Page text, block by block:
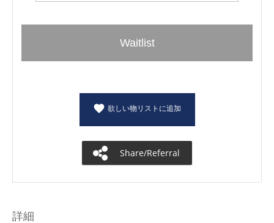
Waitlist
欲しい物リストに追加
Share/Referral
詳細